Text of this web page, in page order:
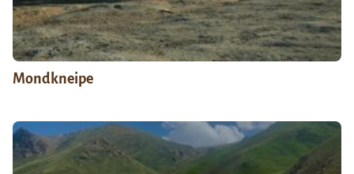
Mondkneipe